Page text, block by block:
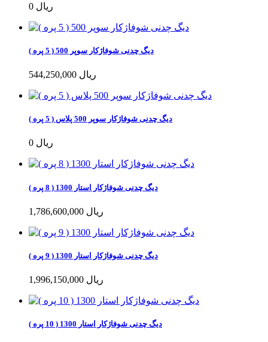
0 ریال
دیگ چدنی شوفاژکار سوپر 500 ( 5 پره )
544,250,000 ریال
دیگ چدنی شوفاژکار سوپر 500 پلاس ( 5 پره )
0 ریال
دیگ چدنی شوفاژکار استار 1300 ( 8 پره )
1,786,600,000 ریال
دیگ چدنی شوفاژکار استار 1300 ( 9 پره )
1,996,150,000 ریال
دیگ چدنی شوفاژکار استار 1300 ( 10 پره )